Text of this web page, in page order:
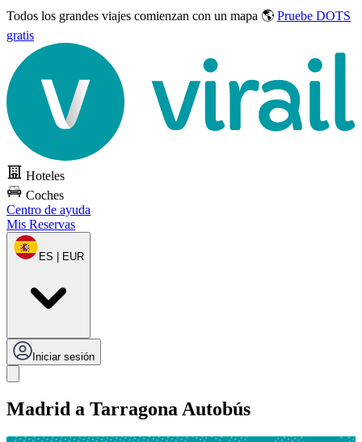
Todos los grandes viajes comienzan con un mapa 🌎 Pruebe DOTS
gratis
Hoteles
Coches
Centro de ayuda
Mis Reservas
ES | EUR
Iniciar sesión
Madrid a Tarragona Autobús